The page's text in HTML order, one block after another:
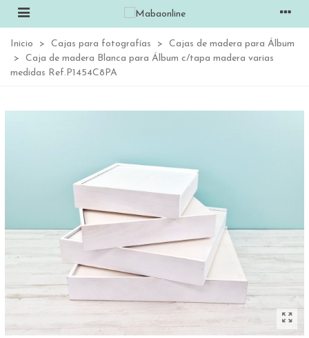
Inicio > Cajas para fotografías >
Cajas de madera para Álbum
>
Caja de madera Blanca para Álbum c/tapa madera varias
medidas Ref.P1454C8PA